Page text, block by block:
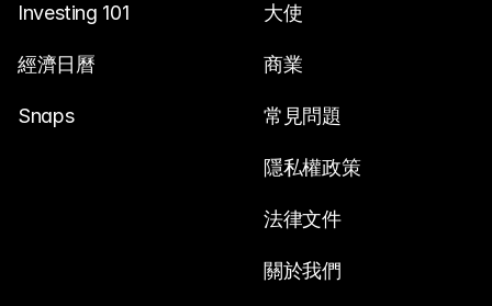
Investing 101
經濟日曆
Snaps
大使
商業
常見問題
隱私權政策
法律文件
關於我們